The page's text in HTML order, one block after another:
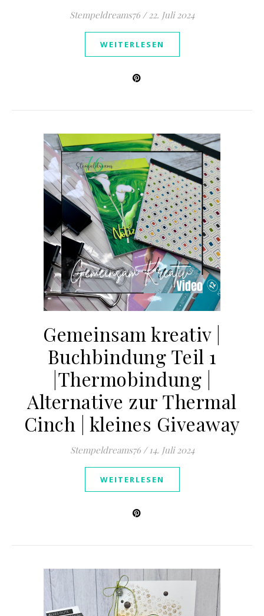
Stempeldreams76 / 22. Juli 2024
WEITERLESEN
Gemeinsam kreativ |
Buchbindung Teil 1
|Thermobindung |
Alternative zur Thermal
Cinch | kleines Giveaway
Stempeldreams76 / 14. Juli 2024
WEITERLESEN